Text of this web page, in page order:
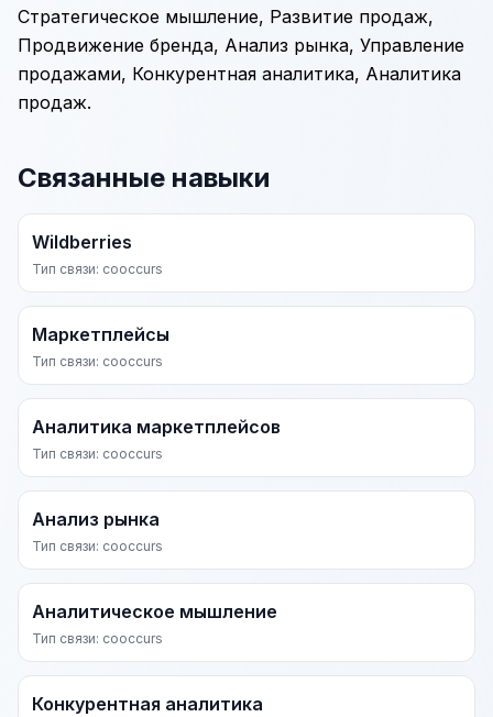
Стратегическое мышление, Развитие продаж,
Продвижение бренда, Анализ рынка, Управление
продажами, Конкурентная аналитика, Аналитика
продаж.
Связанные навыки
Wildberries
Тип связи: cooccurs
Маркетплейсы
Тип связи: cooccurs
Аналитика маркетплейсов
Тип связи: cooccurs
Анализ рынка
Тип связи: cooccurs
Аналитическое мышление
Тип связи: cooccurs
Конкурентная аналитика